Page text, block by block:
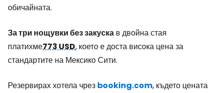
обичайната.
За три нощувки без закуска в двойна стая
платихме773 USD, което е доста висока цена за
стандартите на Мексико Сити.
Резервирах хотела чрез booking.com, където цената